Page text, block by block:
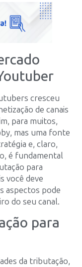
cresceu
de canais
para muitos,
mas uma fonte
e, claro,
é fundamental
para
você deve
aspectos pode
do seu canal.
para
da tributação,